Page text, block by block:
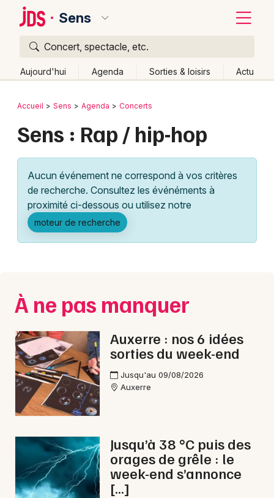
Sens
Concert, spectacle, etc.
Aujourd'hui Agenda Sorties & loisirs Actu
Publier un événement
Grands événements
Activité & Expérience
Manifestations
Spectacles
Concerts
Sports
Soirées
Sorties famille
Expos
Sorties & loisirs
Bordeaux
Lille
Lyon
Marseille
Nantes
Nice
Paris
Strasbourg
Toulouse
Retour
Accueil Sens Agenda Concerts
Sens : Rap / hip-hop
Aucun événement ne correspond à vos critères
de recherche. Consultez les événéments à
proximité ci-dessous ou utilisez notre
moteur de recherche
À ne pas manquer
Auxerre : nos 6 idées
sorties du week-end
Jusqu'au 09/08/2026
Auxerre
Jusqu’à 38 °C puis des
orages de grêle : le
week-end s’annonce
[…]
Quoi ?
Où ?
Près de moi
Changer de lieu
Quand ?
Ce week-end